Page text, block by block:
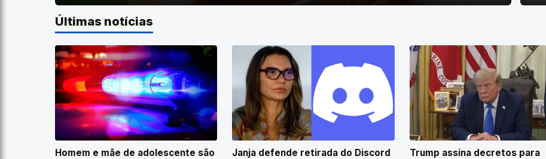
Últimas notícias
Homem e mãe de adolescente são
Janja defende retirada do Discord
Trump assina decretos para